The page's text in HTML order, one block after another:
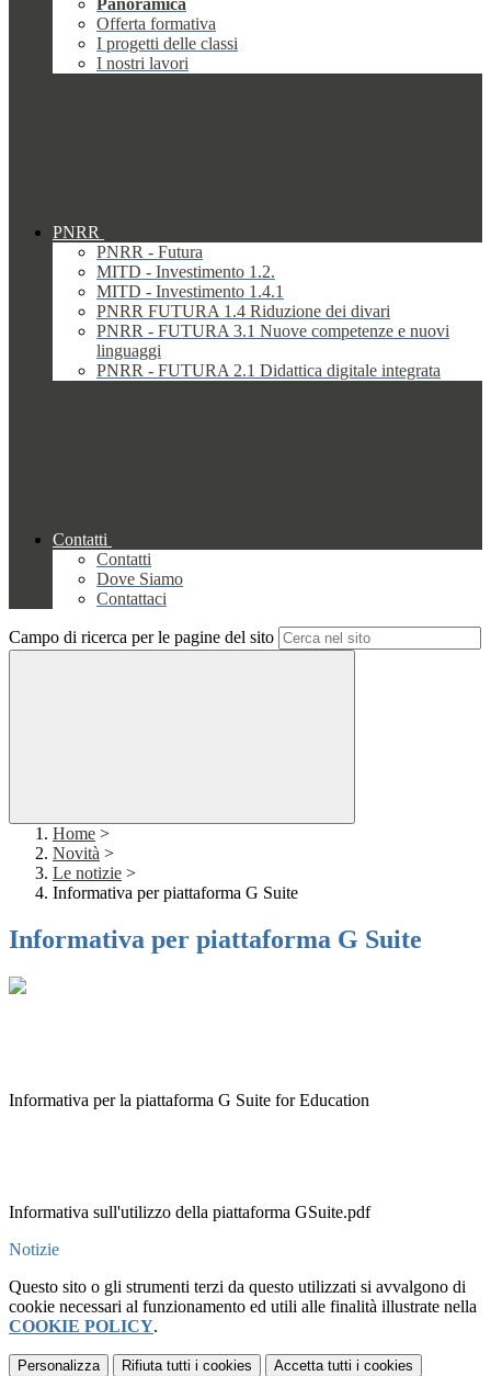
Panoramica
Offerta formativa
I progetti delle classi
I nostri lavori
PNRR
PNRR - Futura
MITD - Investimento 1.2.
MITD - Investimento 1.4.1
PNRR FUTURA 1.4 Riduzione dei divari
PNRR - FUTURA 3.1 Nuove competenze e nuovi
linguaggi
PNRR - FUTURA 2.1 Didattica digitale integrata
Contatti
Contatti
Dove Siamo
Contattaci
Campo di ricerca per le pagine del sito
Home >
Novità >
Le notizie >
Informativa per piattaforma G Suite
Informativa per piattaforma G Suite
Informativa per la piattaforma G Suite for Education
Informativa sull'utilizzo della piattaforma GSuite.pdf
Notizie
Questo sito o gli strumenti terzi da questo utilizzati si avvalgono di
cookie necessari al funzionamento ed utili alle finalità illustrate nella
COOKIE POLICY.
Personalizza Rifiuta tutti i cookies Accetta tutti i cookies